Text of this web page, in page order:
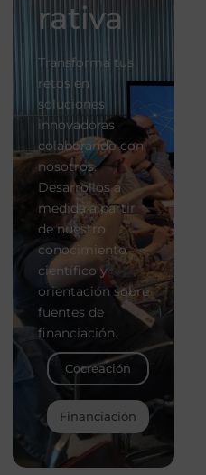
rativa
Transforma tus
retos en
soluciones
innovadoras
colaborando con
nosotros.
Desarrollos a
medida a partir
de nuestro
conocimiento
científico y
orientación sobre
fuentes de
financiación.
Cocreación
Financiación